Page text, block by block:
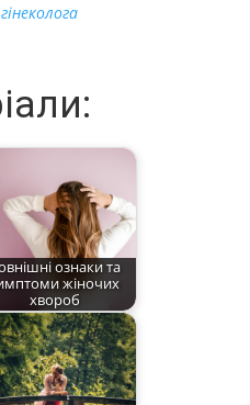
ознаки та
жіночих
хвороб